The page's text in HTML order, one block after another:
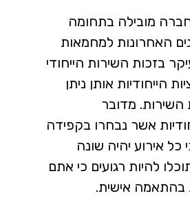
חברה מובילה בתחומה
האחרונות למחמאות
בזכות השירות הייחודי
הייחודיות אותן ניתן
מדובר
אשר נבחרו בקפידה
כל אירוע יהיה שונה
להיות רגועים כי אתם
בהתאמה אישית.